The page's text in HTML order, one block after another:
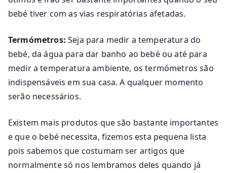
bebé tiver com as vias respiratórias afetadas.
Termómetros: Seja para medir a temperatura do
bebé, da água para dar banho ao bebé ou até para
medir a temperatura ambiente, os termómetros são
indispensáveis em sua casa. A qualquer momento
serão necessários.
Existem mais produtos que são bastante importantes
e que o bebé necessita, fizemos esta pequena lista
pois sabemos que costumam ser artigos que
normalmente só nos lembramos deles quando já